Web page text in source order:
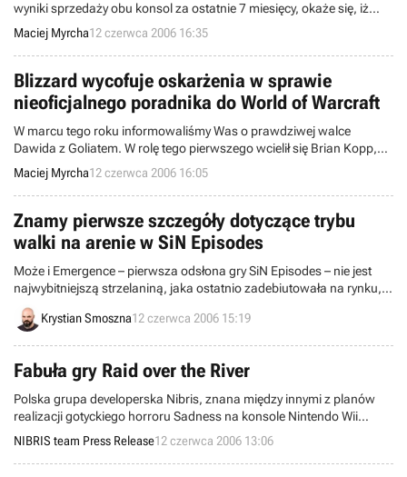
wyniki sprzedaży obu konsol za ostatnie 7 miesięcy, okaże się, iż
przez pół roku, dzięki spadkowi ceny do 129$, sprzedawano więcej
egzemplarzy PS2 niż Xboxa 360. Wygląda więc na to, iż mimo
spodziewanej niedługiej premiery swojej następczyni, PS2 trzyma się
bardzo mocno na rynku.
Maciej Myrcha12 czerwca 2006 16:35
Blizzard wycofuje oskarżenia w sprawie
nieoficjalnego poradnika do World of Warcraft
W marcu tego roku informowaliśmy Was o prawdziwej walce
Dawida z Goliatem. W rolę tego pierwszego wcielił się Brian Kopp,
autor nieoficjalnego poradnika do gry World of Warcraft, Goliatem
zaś została firma Blizzard Entertainment, domagająca się
zamknięcia aukcji w serwisie eBay, której przedmiotem był
wspomniany poradnik.
Maciej Myrcha12 czerwca 2006 16:05
Znamy pierwsze szczegóły dotyczące trybu
walki na arenie w SiN Episodes
Może i Emergence – pierwsza odsłona gry SiN Episodes – nie jest
najwybitniejszą strzelaniną, jaka ostatnio zadebiutowała na rynku,
ale jej twórcy ze studia Ritual Entertainment intensywnie pracują, aby
ten stan rzeczy zmienić. W przygotowaniu jest nie tylko nowa łatka
Krystian Smoszna12 czerwca 2006 15:19
Fabuła gry Raid over the River
Polska grupa developerska Nibris, znana między innymi z planów
realizacji gotyckiego horroru Sadness na konsole Nintendo Wii
uchyliła rąbka fabuły gry. Przypomnijmy, że Raid over the River DS jest
przedstawicielem gatunku Vertical Shotter i jest pierwszą częścią
serii (druga ma by realizowana na platformę Nintendo Wii).
NIBRIS team Press Release12 czerwca 2006 13:06